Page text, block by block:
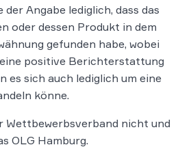
Angabe lediglich, dass das
oder dessen Produkt in dem
gefunden habe, wobei
positive Berichterstattung
es sich auch lediglich um eine
könne.
Wettbewerbsverband nicht und
OLG Hamburg.